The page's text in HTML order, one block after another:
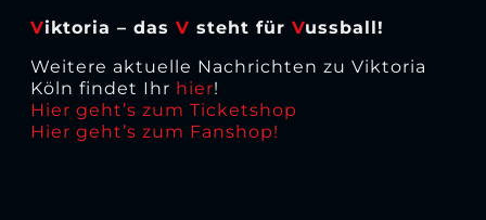
Viktoria – das V steht für Vussball!
Weitere aktuelle Nachrichten zu Viktoria
Köln findet Ihr hier!
Hier geht’s zum Ticketshop
Hier geht’s zum Fanshop!